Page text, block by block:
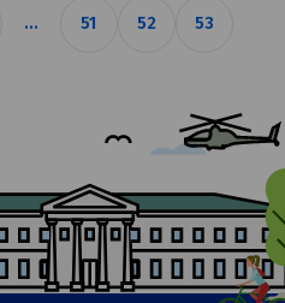
... 51strona52strona53strona